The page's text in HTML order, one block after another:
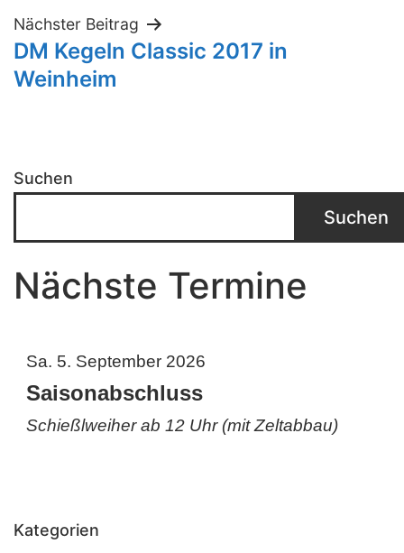
Nächster Beitrag
DM Kegeln Classic 2017 in
Weinheim
Suchen
Suchen
Nächste Termine
Sa. 5. September 2026
Saisonabschluss
Schießlweiher ab 12 Uhr (mit Zeltabbau)
Kategorien